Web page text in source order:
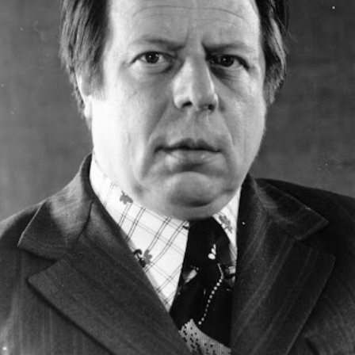
СТРУКТУРА
Президія НАН України
Апарат Президії
Секція фізико-технічних і математичних
Секція хімічних і біологічних наук
Секція суспільних і гуманітарних наук
Установи при Президії
Ради, комітети та комісії
Наукові центри МОН та НАН України
Громадські організації